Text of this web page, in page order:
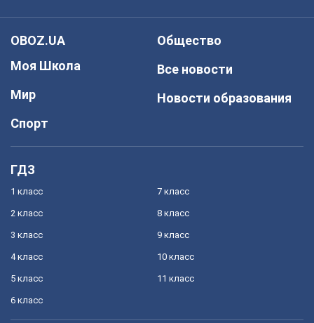
OBOZ.UA
Моя Школа
Мир
Спорт
Общество
Все новости
Новости образования
ГДЗ
1 класс
2 класс
3 класс
4 класс
5 класс
6 класс
7 класс
8 класс
9 класс
10 класс
11 класс